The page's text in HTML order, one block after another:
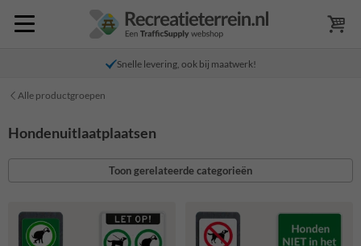
Snelle levering, ook bij maatwerk!
Alle productgroepen
Hondenuitlaatplaatsen
Toon gerelateerde categorieën